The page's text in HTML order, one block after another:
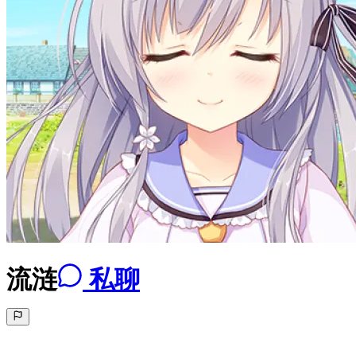
流涟 私聊